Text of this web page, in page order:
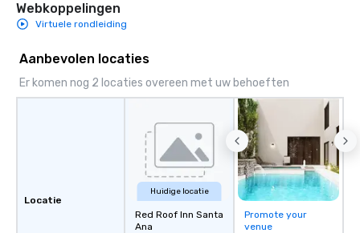
of your special day!
mood for your "I do"
creating a swinging
hour, to providing
for dinner which lead
unforgettable all
Pop Nouveau will be
of the way to make
wedding day a
Webkoppelingen
Virtuele rondleiding
Aanbevolen locaties
Er komen nog 2 locaties overeen met uw behoeften
Locatie
Huidige locatie
Red Roof Inn Santa
Ana
Promote your
venue